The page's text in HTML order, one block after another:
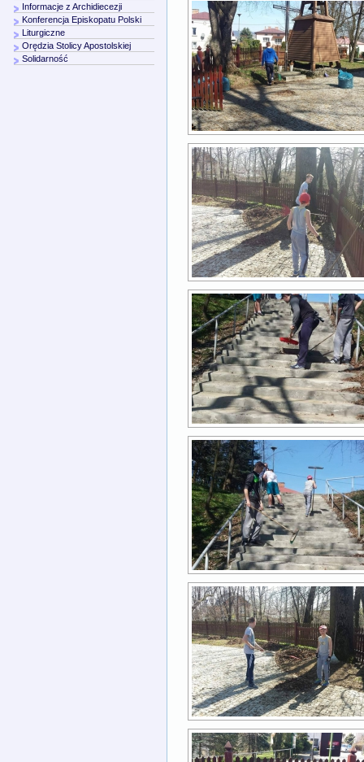
Informacje z Archidiecezji
Konferencja Episkopatu Polski
Liturgiczne
Orędzia Stolicy Apostolskiej
Solidarność